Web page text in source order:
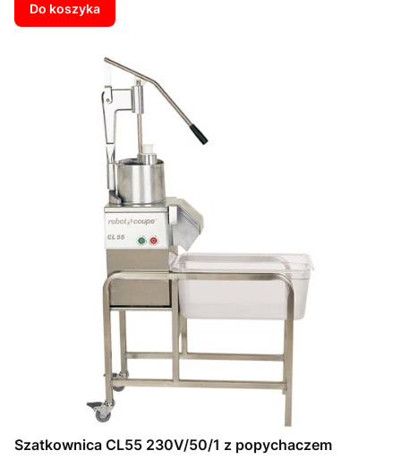
Do koszyka
Szatkownica CL55 230V/50/1 z popychaczem